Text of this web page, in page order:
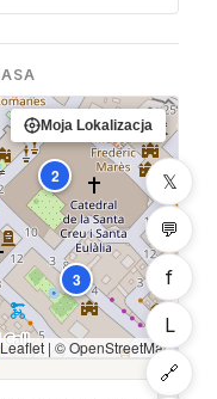
2
3
Moja Lokalizacja
Leaflet | ©OpenStreetMap
𝕏
💬
f
L
🔗